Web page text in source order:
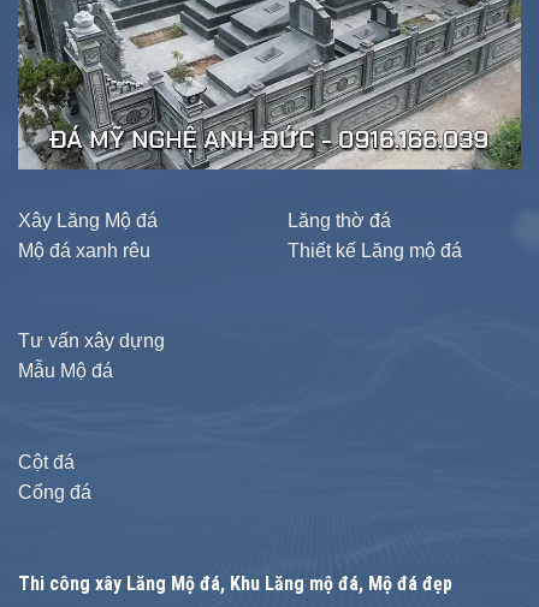
Xây Lăng Mộ đá
Mộ đá xanh rêu
Lăng thờ đá
Thiết kế Lăng mộ đá
Tư vấn xây dựng
Mẫu Mộ đá
Cột đá
Cổng đá
Thi công xây Lăng Mộ đá, Khu Lăng mộ đá, Mộ đá đẹp